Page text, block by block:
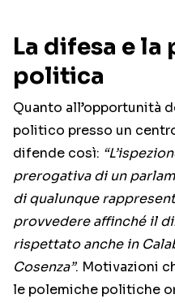
La difesa e la
politica
Quanto all’opportunità
politico presso un
difende così:
prerogativa di un
di qualunque
provvedere affinché il
rispettato anche in
Cosenza”. Motivazioni
le polemiche politiche